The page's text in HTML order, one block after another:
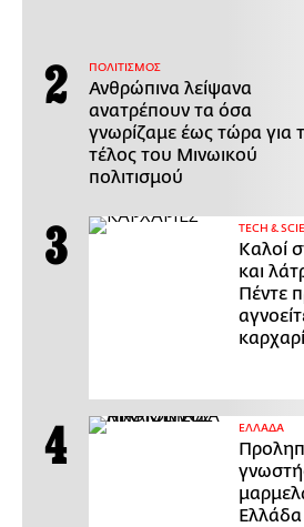
ΠΟΛΙΤΙΣΜΟΣ
Ανθρώπινα λείψανα
ανατρέπουν τα όσα
γνωρίζαμε έως τώρα για
τέλος του Μινωικού
πολιτισμού
ΤECH &
Καλοί
και
Πέντε
ΕΛΛΑΔΑ
Ελλάδα